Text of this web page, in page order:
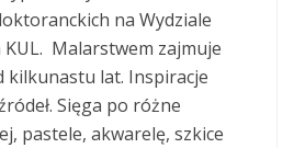
na Wydziale
KUL. Malarstwem zajmuje
kilkunastu lat. Inspiracje
Sięga po różne
pastele, akwarelę, szkice